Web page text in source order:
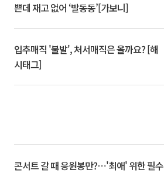
쁜데 재고 없어 ‘발동동’[가보니]
입추매직 '불발', 처서매직은 올까요? [해
시태그]
콘서트 갈 때 응원봉만?⋯'최애' 위한 필수